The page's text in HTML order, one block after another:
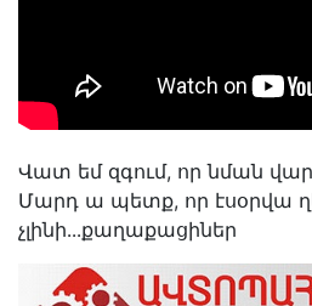
Վատ եմ զգում, որ նման
Մարդ ա պետք, որ էսօրվա
չլինի․․․քաղաքացիներ